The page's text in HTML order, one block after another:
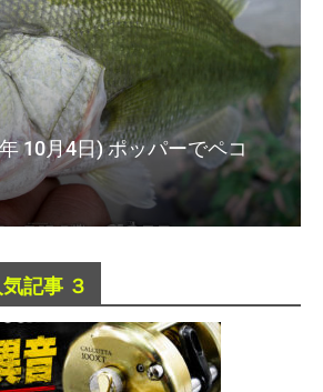
10月4日) ポッパーでペコ
記事 ３